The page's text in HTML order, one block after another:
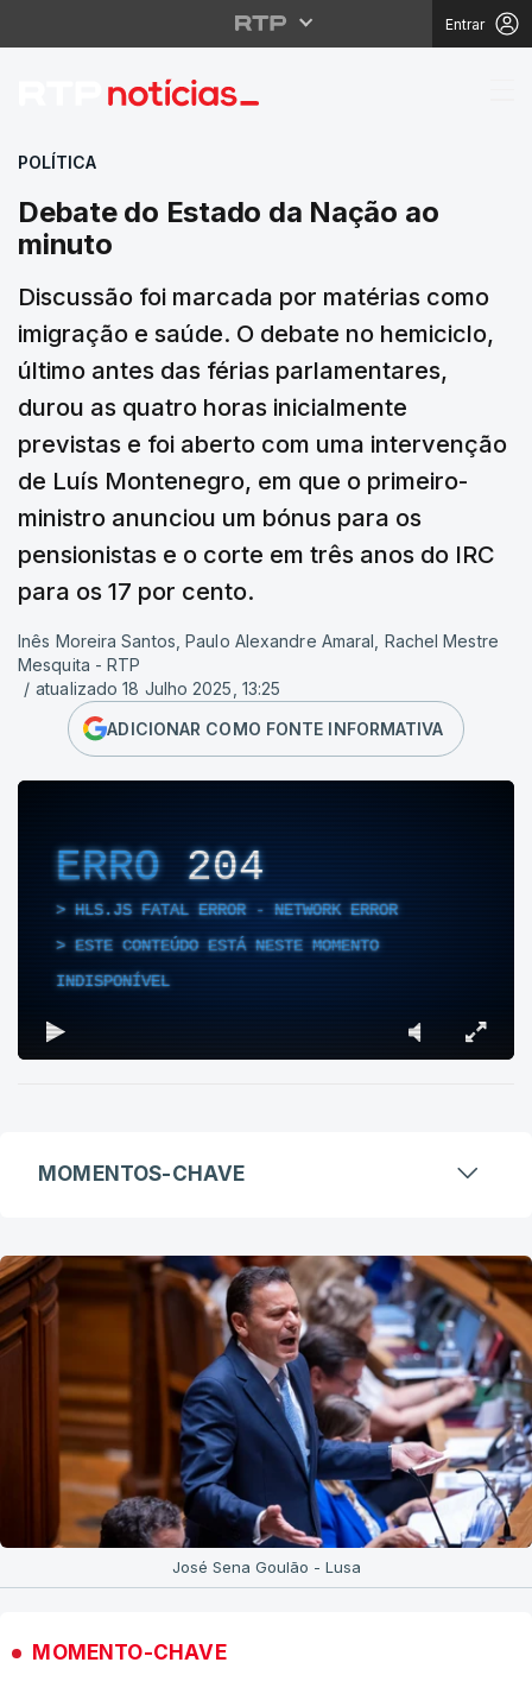
Entrar
Debate do Estado da
POLÍTICA
Debate do Estado da Nação ao
minuto
Discussão foi marcada por matérias como
imigração e saúde. O debate no hemiciclo,
último antes das férias parlamentares,
durou as quatro horas inicialmente
previstas e foi aberto com uma intervenção
de Luís Montenegro, em que o primeiro-
ministro anunciou um bónus para os
pensionistas e o corte em três anos do IRC
para os 17 por cento.
Inês Moreira Santos, Paulo Alexandre Amaral, Rachel Mestre
Mesquita - RTP
/ atualizado 18 Julho 2025, 13:25
ADICIONAR COMO FONTE INFORMATIVA
ERRO204
HLS.JS FATAL ERROR - NETWORK ERROR
ESTE CONTEÚDO ESTÁ NESTE MOMENTO
INDISPONÍVEL
MOMENTOS-CHAVE
José Sena Goulão - Lusa
MOMENTO-CHAVE